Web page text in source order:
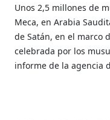
Unos 2,5 millones de
Meca, en Arabia
de Satán, en el marco
celebrada por los
informe de la agencia